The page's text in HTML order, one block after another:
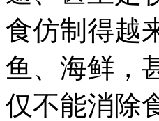
食仿制得越
鱼、海鲜，
仅不能消除